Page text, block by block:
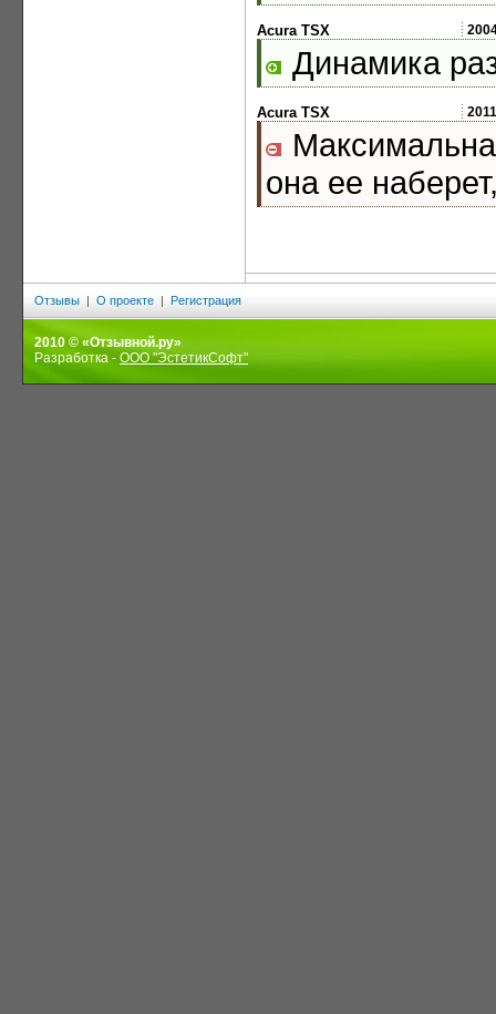
Acura TSX
Динамика
Acura TSX 2011
она ее
Отзывы | О проекте | Регистрация
2010 © «Отзывной.ру»
Разработка - ООО "ЭстетикСофт"